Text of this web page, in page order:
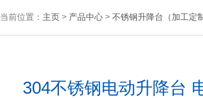
当前位置： 主页> 产品中心> 不锈钢升降台（加工定制
304不锈钢电动升降台